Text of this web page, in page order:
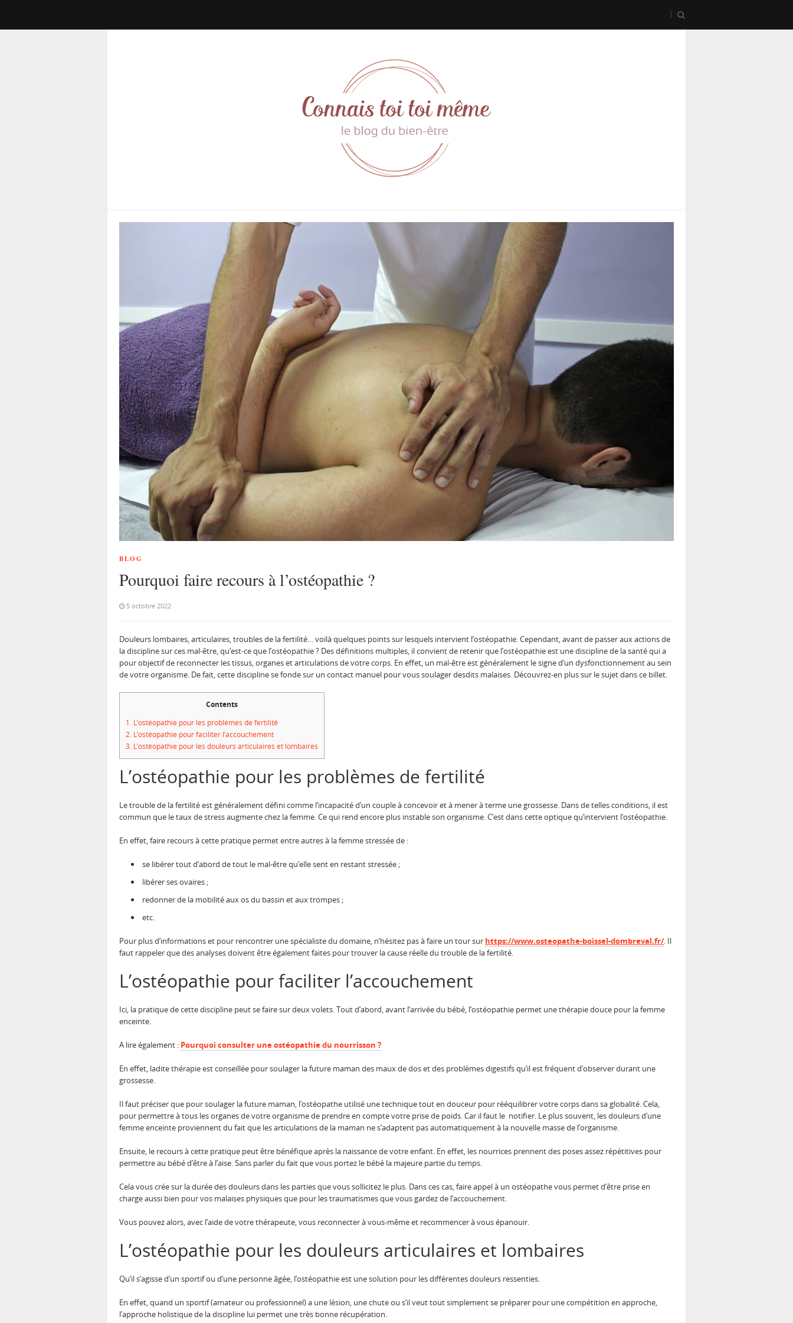
BLOG
Pourquoi faire recours à l’ostéopathie ?
5 octobre 2022
Douleurs lombaires, articulaires, troubles de la fertilité… voilà quelques points sur lesquels intervient l’ostéopathie. Cependant, avant de passer aux actions de
la discipline sur ces mal-être, qu’est-ce que l’ostéopathie ? Des définitions multiples, il convient de retenir que l’ostéopathie est une discipline de la santé qui a
pour objectif de reconnecter les tissus, organes et articulations de votre corps. En effet, un mal-être est généralement le signe d’un dysfonctionnement au sein
de votre organisme. De fait, cette discipline se fonde sur un contact manuel pour vous soulager desdits malaises. Découvrez-en plus sur le sujet dans ce billet.
Contents
1. L’ostéopathie pour les problèmes de fertilité
2. L’ostéopathie pour faciliter l’accouchement
3. L’ostéopathie pour les douleurs articulaires et lombaires
L’ostéopathie pour les problèmes de fertilité
Le trouble de la fertilité est généralement défini comme l’incapacité d’un couple à concevoir et à mener à terme une grossesse. Dans de telles conditions, il est
commun que le taux de stress augmente chez la femme. Ce qui rend encore plus instable son organisme. C’est dans cette optique qu’intervient l’ostéopathie.
En effet, faire recours à cette pratique permet entre autres à la femme stressée de :
se libérer tout d’abord de tout le mal-être qu’elle sent en restant stressée ;
libérer ses ovaires ;
redonner de la mobilité aux os du bassin et aux trompes ;
etc.
Pour plus d’informations et pour rencontrer une spécialiste du domaine, n’hésitez pas à faire un tour sur https://www.osteopathe-boissel-dombreval.fr/. Il
faut rappeler que des analyses doivent être également faites pour trouver la cause réelle du trouble de la fertilité.
L’ostéopathie pour faciliter l’accouchement
Ici, la pratique de cette discipline peut se faire sur deux volets. Tout d’abord, avant l’arrivée du bébé, l’ostéopathie permet une thérapie douce pour la femme
enceinte.
A lire également : Pourquoi consulter une ostéopathie du nourrisson ?
En effet, ladite thérapie est conseillée pour soulager la future maman des maux de dos et des problèmes digestifs qu’il est fréquent d’observer durant une
grossesse.
Il faut préciser que pour soulager la future maman, l’ostéopathe utilisé une technique tout en douceur pour rééquilibrer votre corps dans sa globalité. Cela,
pour permettre à tous les organes de votre organisme de prendre en compte votre prise de poids. Car il faut le notifier. Le plus souvent, les douleurs d’une
femme enceinte proviennent du fait que les articulations de la maman ne s’adaptent pas automatiquement à la nouvelle masse de l’organisme.
Ensuite, le recours à cette pratique peut être bénéfique après la naissance de votre enfant. En effet, les nourrices prennent des poses assez répétitives pour
permettre au bébé d’être à l’aise. Sans parler du fait que vous portez le bébé la majeure partie du temps.
Cela vous crée sur la durée des douleurs dans les parties que vous sollicitez le plus. Dans ces cas, faire appel à un ostéopathe vous permet d’être prise en
charge aussi bien pour vos malaises physiques que pour les traumatismes que vous gardez de l’accouchement.
Vous pouvez alors, avec l’aide de votre thérapeute, vous reconnecter à vous-même et recommencer à vous épanouir.
L’ostéopathie pour les douleurs articulaires et lombaires
Qu’il s’agisse d’un sportif ou d’une personne âgée, l’ostéopathie est une solution pour les différentes douleurs ressenties.
En effet, quand un sportif (amateur ou professionnel) a une lésion, une chute ou s’il veut tout simplement se préparer pour une compétition en approche,
l’approche holistique de la discipline lui permet une très bonne récupération.